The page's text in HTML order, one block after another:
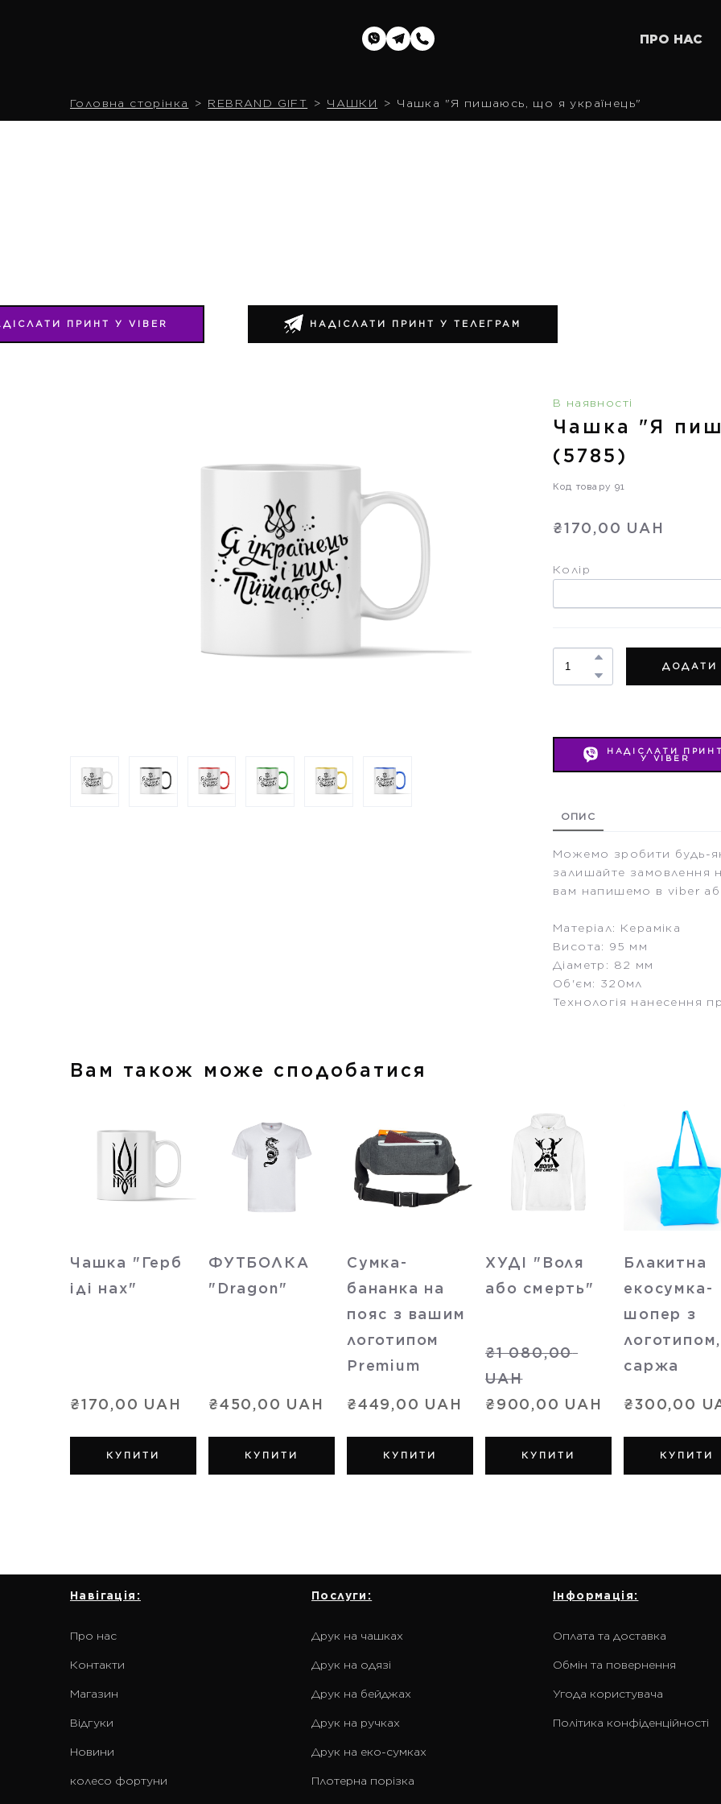
ПРО НАС
Головна сторінка REBRAND GIFT ЧАШКИ Чашка "Я пишаюсь, що я українець"
ПРИНТ У VIBER НАДІСЛАТИ ПРИНТ У ТЕЛЕГРАМ
В наявності
Чашка "Я
(5785)
Код товару 91
₴170,00 UAH
Колір
ДОДАТИ
НАДІСЛАТИ
У VIBER
ОПИС
Можемо зробити будь-
залишайте замовлення
вам напишемо в viber
Матеріал: Кераміка
Висота: 95 мм
Діаметр: 82 мм
Об'єм: 320мл
Технологія нанесення
Вам також може сподобатися
Чашка "Герб
іді нах"
₴170,00 UAH
КУПИТИ
ФУТБОЛКА
"Dragon"
₴450,00 UAH
КУПИТИ
Сумка-
бананка на
пояс з вашим
логотипом
Premium
₴449,00 UAH
КУПИТИ
ХУДІ "Воля
або смерть"
₴1 080,00
UAH
₴900,00 UAH
КУПИТИ
Блакитна
екосумка-
шопер з
логотипом,
саржа
₴300,00
КУПИТИ
Навігація:
Про нас
Контакти
Магазин
Відгуки
Новини
колесо фортуни
Послуги:
Друк на чашках
Друк на одязі
Друк на бейджах
Друк на ручках
Друк на еко-сумках
Плотерна порізка
Інформація:
Оплата та доставка
Обмін та повернення
Угода користувача
Політика конфіденційності